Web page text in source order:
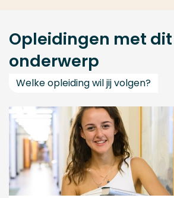
Opleidingen met dit
onderwerp
Welke opleiding wil jij volgen?